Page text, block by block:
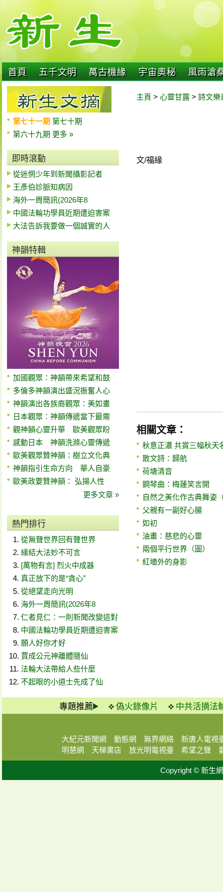
首頁 五千文明 萬古機緣 宇宙奧秘 風雨滄
第七十一期 第七十期
第六十九期 更多 »
即時滾動
從迷惘少年到新聞攝影記者
王彥伯診脈知病因
海外一周簡訊(2026年8
中國法輪功學員近期遭迫害案
大法告訴我要做一個誠實的人
神韻特輯
加國觀眾：神韻帶來希望和鼓
多倫多神韻演出盛況振奮人心
神韻演出各族裔觀眾：美如畫
日本觀眾：神韻傳遞當下最需
觀神韻心靈升華 歐美觀眾盼
感動日本 神韻洗滌心靈傳遞
歐美觀眾贊神韻：樹立文化典
神韻指引生命方向 華人自豪
歐美政要贊神韻： 弘揚人性
更多文章 »
熱門排行
從無聲世界回有聲世界
緣結大法妙不可言
[萬物有言] 烈火中成器
真正放下的是“貪心”
從絕望走向光明
海外一周簡訊(2026年8
仁者見仁：一則新聞改變這對
中國法輪功學員近期遭迫害案
願人好你才好
賈成公元神離體隨仙
法輪大法帶給人些什麼
不起眼的小道士先成了仙
主頁 > 心靈甘露 > 詩文樂
文/福緣
相關文章：
秋意正濃 共賞三幅秋天
散文詩：歸航
荷塘清音
鋼琴曲：梅蓮笑言開
自然之美化作古典舞姿
父親有一副好心腸
如初
油畫：慈悲的心靈
兩個平行世界（圖）
紅墻外的身影
專題推薦 偽火錄像片 中共活摘法
大紀元新聞網 動態網 無界網絡
新唐人電視
明慧網
天梯書店 放光明電視臺 希望之聲
Copyright © 新生